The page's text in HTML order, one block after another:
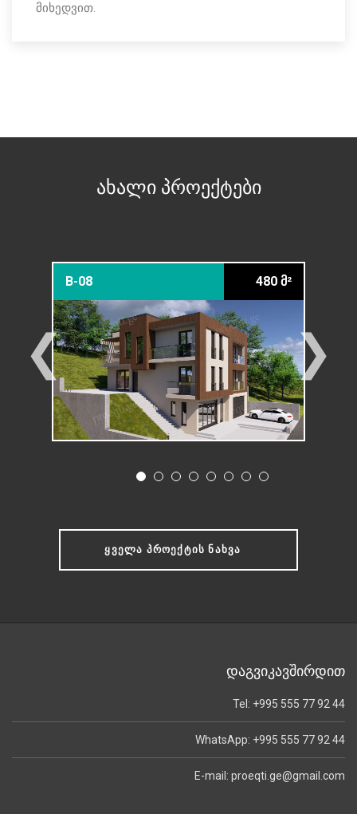
მიხედვით.
ახალი პროექტები
❮
B-08 480 მ²
❯
ᲧᲕᲔᲚᲐ ᲞᲠᲝᲔᲥᲢᲘᲡ ᲜᲐᲮᲕᲐ
დაგვიკავშირდით
Tel: +995 555 77 92 44
WhatsApp: +995 555 77 92 44
E-mail: proeqti.ge@gmail.com